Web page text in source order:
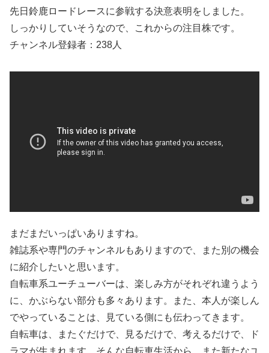
先日鈴鹿ロードレースに参戦する決意表明をしました。
しっかりしていそうなので、これからの注目株です。
チャンネル登録者：238人
まだまだいっぱいありますね。
雑誌系や専門のチャンネルもありますので、また別の機会
に紹介したいと思います。
自転車系ユーチューバーは、楽しみ方がそれぞれ違うよう
に、かぶらない部分も多々あります。また、本人が楽しん
でやっていることは、見ている側にも伝わってきます。
自転車は、またぐだけで、見るだけで、考えるだけで、ド